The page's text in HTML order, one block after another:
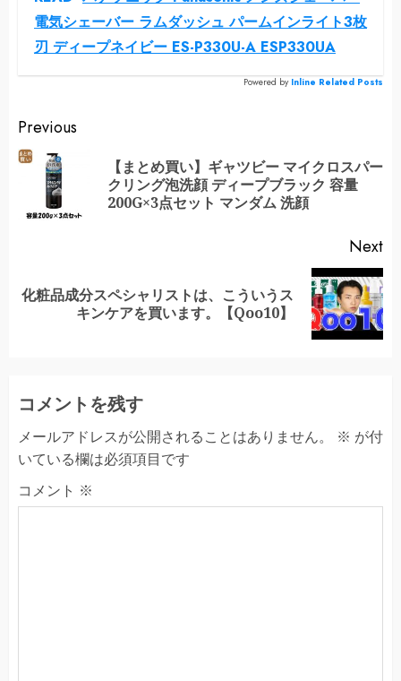
電気シェーバー ラムダッシュ パームインライト3枚
刃 ディープネイビー ES-P330U-A ESP330UA
Powered by Inline Related Posts
Continue
Reading
Previous
【まとめ買い】ギャツビー マイクロスパー
クリング泡洗顔 ディープブラック 容量
200G×3点セット マンダム 洗顔
Next
Next
化粧品成分スペシャリストは、こういうス
キンケアを買います。【Qoo10】
コメントを残す
メールアドレスが公開されることはありません。 ※ が付
いている欄は必須項目です
コメント ※